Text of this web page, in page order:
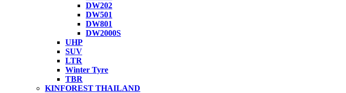
DW202
DW501
DW801
DW2000S
UHP
SUV
LTR
Winter Tyre
TBR
KINFOREST THAILAND